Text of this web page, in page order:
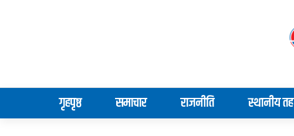
गृहपृष्ठ समाचार राजनीति स्थानीय तह